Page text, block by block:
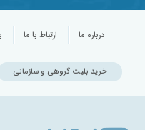
درباره ما ارتباط با ما
خرید بلیت گروهی و سازمانی